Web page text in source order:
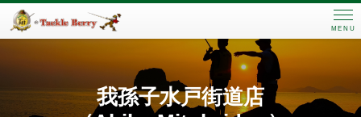
MENU
我孫子水戸街道店